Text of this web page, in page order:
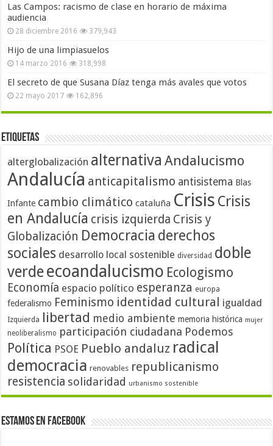
Las Campos: racismo de clase en horario de máxima
audiencia
28 diciembre 2016 379,943
Hijo de una limpiasuelos
14 marzo 2016 318,998
El secreto de que Susana Díaz tenga más avales que votos
22 mayo 2017 162,896
Etiquetas
alterglobalización alternativa Andalucismo
Andalucía anticapitalismo antisistema Blas
Infante cambio climático cataluña Crisis Crisis
en Andalucía crisis izquierda Crisis y
Globalización Democracia derechos
sociales desarrollo local sostenible diversidad doble
verdeecoandalucismo Ecologismo
Economía espacio político esperanza europa
federalismo Feminismo identidad cultural igualdad
Izquierda libertad medio ambiente memoria histórica mujer
neoliberalismo participación ciudadana Podemos
Política PSOE Pueblo andaluz radical
democracia renovables republicanismo
resistencia solidaridad urbanismo sostenible
Estamos en Facebook